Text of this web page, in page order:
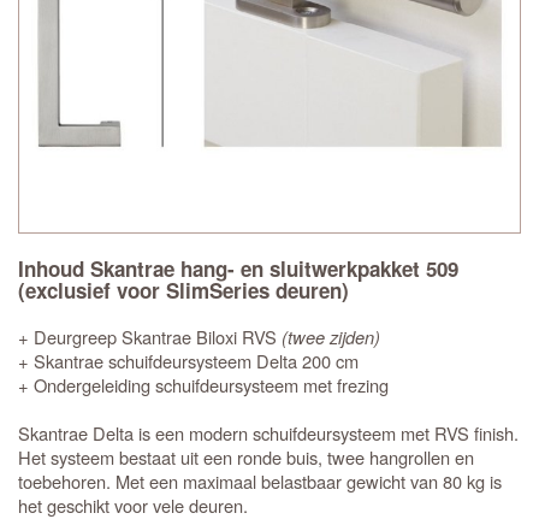
Inhoud Skantrae hang- en sluitwerkpakket 509
(exclusief voor SlimSeries deuren)
+ Deurgreep Skantrae Biloxi RVS (twee zijden)
+ Skantrae schuifdeursysteem Delta 200 cm
+ Ondergeleiding schuifdeursysteem met frezing
Skantrae Delta is een modern schuifdeursysteem met RVS finish.
Het systeem bestaat uit een ronde buis, twee hangrollen en
toebehoren. Met een maximaal belastbaar gewicht van 80 kg is
het geschikt voor vele deuren.